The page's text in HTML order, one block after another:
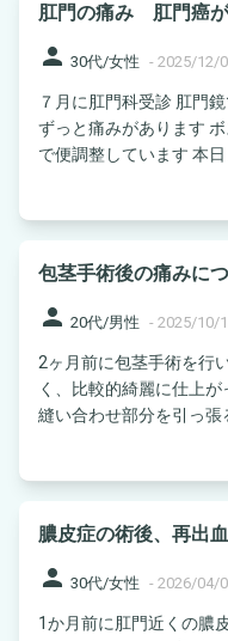
肛門の痛み 肛門癌
person 30代/女性 - 2025/12/
７月に肛門科受診 肛門
ずっと痛みがあります
で便調整しています 本日
包茎手術後の痛みにつ
person 20代/男性 - 2025/10/
2ヶ月前に包茎手術を行
く、比較的綺麗に仕上
縫い合わせ部分を引っ張
膿皮症の術後、再出
person 30代/女性 - 2026/04/
1か月前に肛門近くの膿